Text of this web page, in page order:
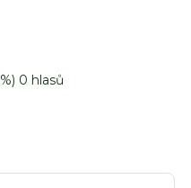
%) 0 hlasů